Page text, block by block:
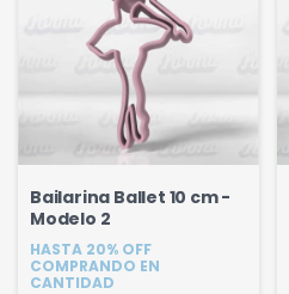
Bailarina Ballet 10 cm -
Modelo 2
HASTA 20% OFF
COMPRANDO EN
CANTIDAD